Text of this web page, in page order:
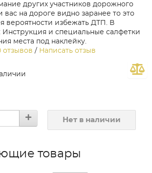
других участников дорожного
на дороге видно заранее то это
вероятности избежать ДТП. В
Инструкция и специальные салфетки
места под наклейку.
отзывов / Написать отзыв
Нет в наличии
товары